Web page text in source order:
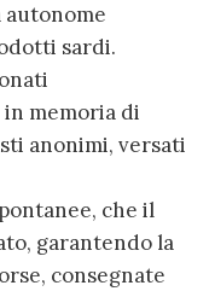
sardi.
memoria di
anonimi, versati
che il
garantendo la
consegnate